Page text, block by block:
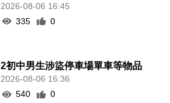
2026-08-06 16:45
335
0
2初中男生涉盜停車場單車等物品
2026-08-06 16:36
540
0